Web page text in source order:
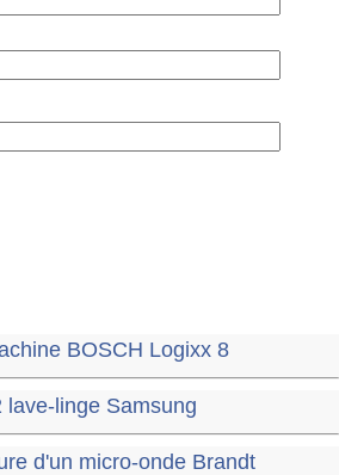
BOSCH Logixx 8
lave-linge Samsung
d'un micro-onde Brandt